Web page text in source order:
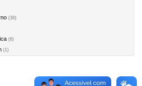
(38)
(8)
(1)